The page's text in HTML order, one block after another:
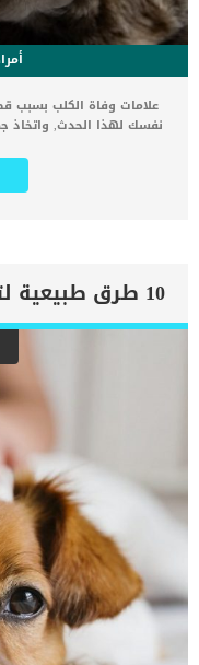
علامات وفاة الكلب بسبب
نفسك لهذا الحدث, واتخاذ
يتعرض لها جميع الكائنات
يعتبر عضوا رئيسيا فى
اعراض وعلامات تضخم
بعض العلامات التي تشير
رعاية المسنين أو قد تفكر
على شكل مجموعة من
النهاية. اهم علامات وفاة
ستكون هذه العلامات
الوفاة. _المرحلة
القلب ، ولكن ليس
10 طرق طبيعية لتهدئة الكلاب.. تعرف عليهم